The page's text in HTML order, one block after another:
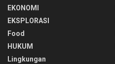
EKONOMI
EKSPLORASI
Food
HUKUM
Lingkungan